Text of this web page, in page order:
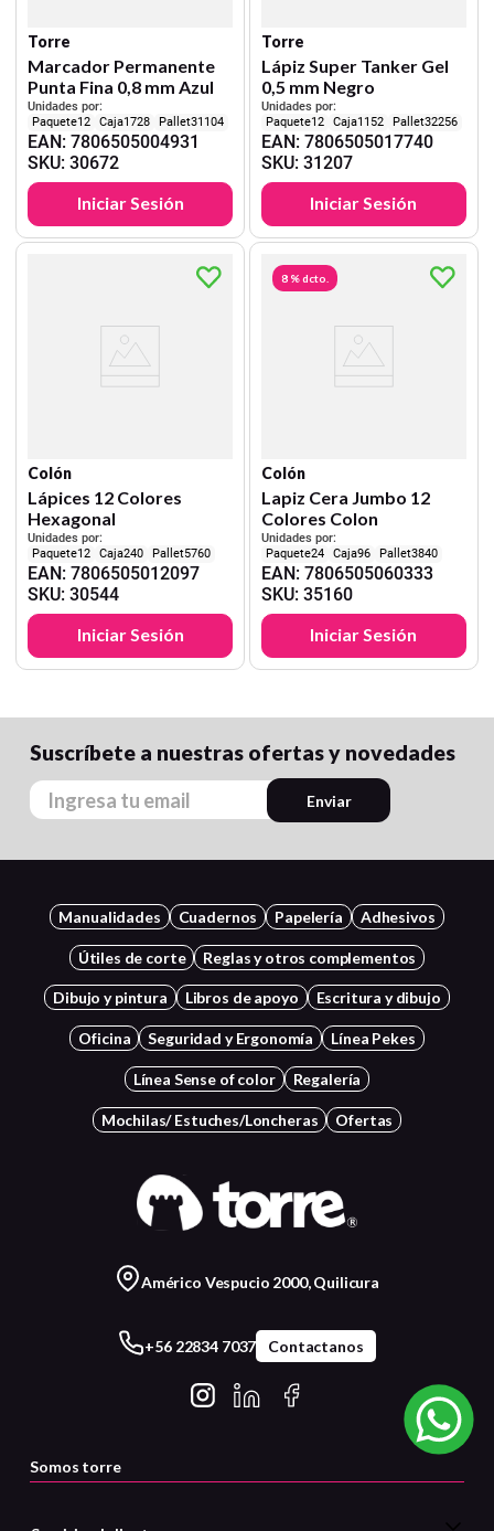
Torre
Marcador Permanente
Punta Fina 0,8 mm Azul
Unidades por:
12
1728 31104
EAN:7806505004931
SKU:30672
Iniciar Sesión
Torre
Lápiz Super Tanker Gel
0,5 mm Negro
Unidades por:
12
1152 32256
EAN: 7806505017740
SKU: 31207
Iniciar Sesión
Colón
Lápices 12 Colores
Hexagonal
Unidades por:
12
240 5760
EAN:7806505012097
SKU:30544
Iniciar Sesión
8 %dcto.
Colón
Lapiz Cera Jumbo 12
Colores Colon
Unidades por:
24
96 3840
EAN: 7806505060333
SKU: 35160
Iniciar Sesión
Suscríbete a nuestras ofertas y novedades
Enviar
Manualidades Cuadernos Papelería Adhesivos
Útiles de corte Reglas y otros complementos
Dibujo y pintura Libros de apoyo Escritura y dibujo
Oficina Seguridad y Ergonomía Línea Pekes
Línea Sense of color Regalería
Mochilas/ Estuches/Loncheras Ofertas
Américo Vespucio 2000, Quilicura
+56 22834 7037 Contactanos
Somos torre